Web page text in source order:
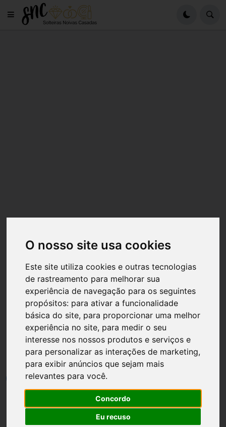
O nosso site usa cookies
Este site utiliza cookies e outras tecnologias
de rastreamento para melhorar sua
experiência de navegação para os seguintes
propósitos: para ativar a funcionalidade
básica do site, para proporcionar uma melhor
experiência no site, para medir o seu
interesse nos nossos produtos e serviços e
para personalizar as interações de marketing,
para exibir anúncios que sejam mais
relevantes para você.
Concordo
Eu recuso
Página inicial DIY
DIY de customização de
roupas: como customizar
um suéter em vestido
por Luh Dantas • 25 agosto •